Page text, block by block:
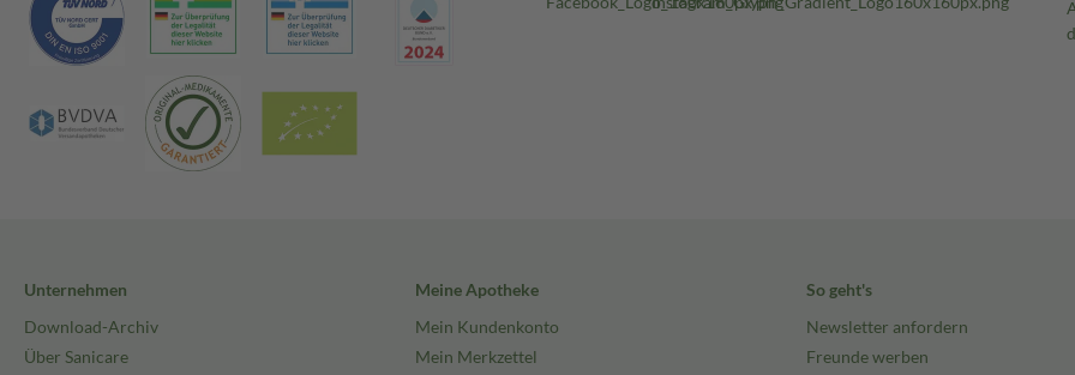
Unternehmen
Download-Archiv
Über Sanicare
Meine Apotheke
Mein Kundenkonto
Mein Merkzettel
So geht's
Newsletter anfordern
Freunde werben